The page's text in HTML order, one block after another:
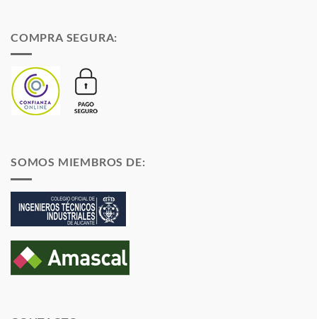
COMPRA SEGURA:
SOMOS MIEMBROS DE: